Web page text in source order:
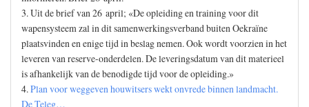
3. Uit de brief van 26 april; «De opleiding en training voor dit
wapensysteem zal in dit samenwerkingsverband buiten Oekraïne
plaatsvinden en enige tijd in beslag nemen. Ook wordt voorzien in het
leveren van reserve-onderdelen. De leveringsdatum van dit materieel
is afhankelijk van de benodigde tijd voor de opleiding.»
4.Plan voor weggeven houwitsers wekt onvrede binnen landmacht.
De Teleg…